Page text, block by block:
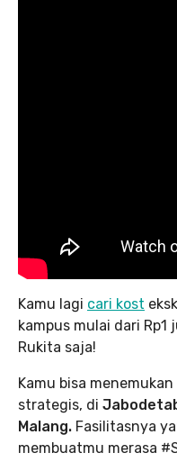
Kamu lagi cari kost
kampus mulai dari
Rukita saja!
Kamu bisa
strategis, di
Malang. Fasilitasnya
membuatmu merasa